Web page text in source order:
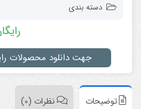
دسته بندی
جهت دانلود محصولات
توضیحات نظرات (0)